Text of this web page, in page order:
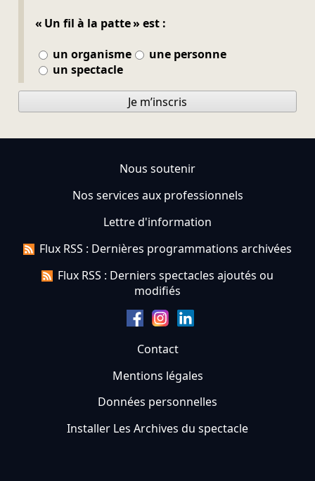
« Un fil à la patte » est :
un organisme
une personne
un spectacle
Je m’inscris
Nous soutenir
Nos services aux professionnels
Lettre d'information
Flux RSS : Dernières programmations archivées
Flux RSS : Derniers spectacles ajoutés ou
modifiés
Contact
Mentions légales
Données personnelles
Installer Les Archives du spectacle